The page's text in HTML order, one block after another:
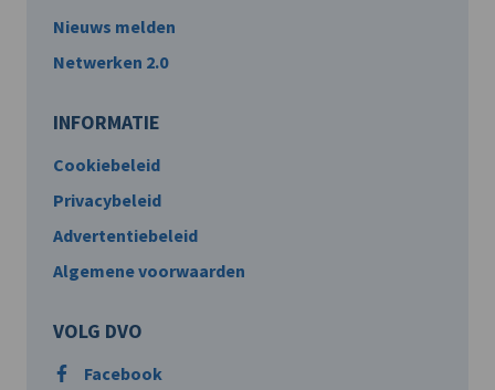
Nieuws melden
Netwerken 2.0
INFORMATIE
Cookiebeleid
Privacybeleid
Advertentiebeleid
Algemene voorwaarden
VOLG DVO
Facebook